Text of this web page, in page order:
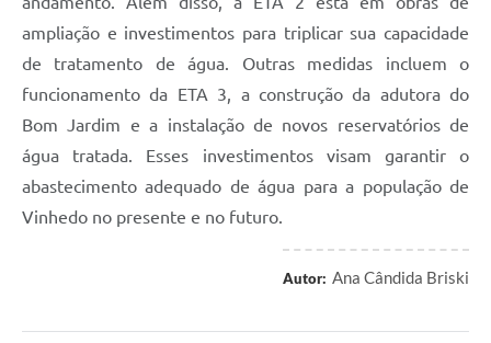
ampliação e investimentos para triplicar sua capacidade
de tratamento de água. Outras medidas incluem o
funcionamento da ETA 3, a construção da adutora do
Bom Jardim e a instalação de novos reservatórios de
água tratada. Esses investimentos visam garantir o
abastecimento adequado de água para a população de
Vinhedo no presente e no futuro.
Autor: Ana Cândida Briski